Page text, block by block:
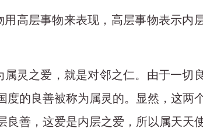
用高层事物来表现，高层事物表示内
灵之爱，就是对邻之仁。由于一切
的良善被称为属灵的。显然，这两
良善，这爱是内层之爱，所以属天天